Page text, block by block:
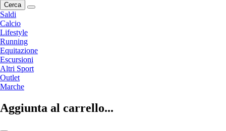
Cerca
Saldi
Calcio
Lifestyle
Running
Equitazione
Escursioni
Altri Sport
Outlet
Marche
Aggiunta al carrello...